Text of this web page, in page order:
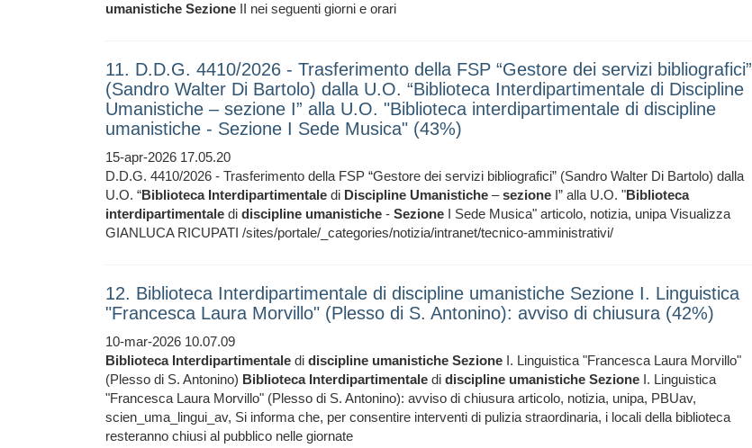
umanistiche Sezione II nei seguenti giorni e orari
11. D.D.G. 4410/2026 - Trasferimento della FSP “Gestore dei servizi bibliografici”
(Sandro Walter Di Bartolo) dalla U.O. “Biblioteca Interdipartimentale di Discipline
Umanistiche – sezione I” alla U.O. "Biblioteca interdipartimentale di discipline
umanistiche - Sezione I Sede Musica" (43%)
15-apr-2026 17.05.20
D.D.G. 4410/2026 - Trasferimento della FSP “Gestore dei servizi bibliografici” (Sandro Walter Di Bartolo) dalla
U.O. “Biblioteca Interdipartimentale di Discipline Umanistiche –sezione I” alla U.O. "Biblioteca
interdipartimentale di discipline umanistiche - Sezione I Sede Musica" articolo, notizia, unipa Visualizza
GIANLUCA RICUPATI /sites/portale/_categories/notizia/intranet/tecnico-amministrativi/
12. Biblioteca Interdipartimentale di discipline umanistiche Sezione I. Linguistica
"Francesca Laura Morvillo" (Plesso di S. Antonino): avviso di chiusura (42%)
10-mar-2026 10.07.09
Biblioteca Interdipartimentale di discipline umanistiche Sezione I. Linguistica "Francesca Laura Morvillo"
(Plesso di S. Antonino) Biblioteca Interdipartimentale di discipline umanistiche Sezione I. Linguistica
"Francesca Laura Morvillo" (Plesso di S. Antonino): avviso di chiusura articolo, notizia, unipa, PBUav,
scien_uma_lingui_av, Si informa che, per consentire interventi di pulizia straordinaria, i locali della biblioteca
resteranno chiusi al pubblico nelle giornate